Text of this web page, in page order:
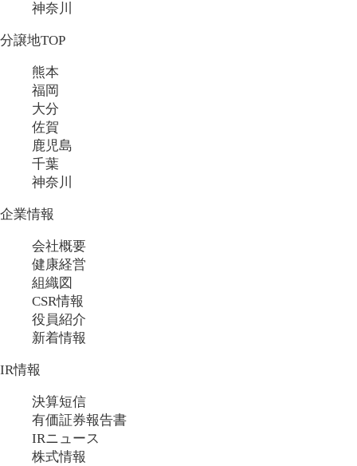
神奈川
分譲地TOP
熊本
福岡
大分
佐賀
鹿児島
千葉
神奈川
企業情報
会社概要
健康経営
組織図
CSR情報
役員紹介
新着情報
IR情報
決算短信
有価証券報告書
IRニュース
株式情報